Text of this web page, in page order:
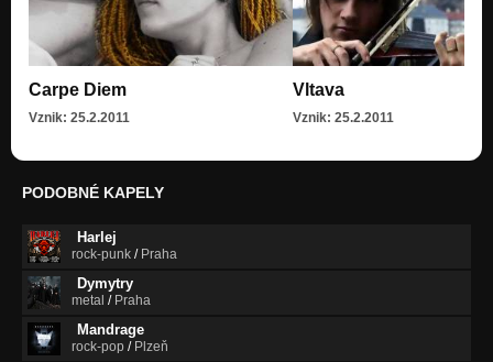
Carpe Diem
Vznik: 25.2.2011
Vltava
Vznik: 25.2.2011
PODOBNÉ KAPELY
Harlej
rock-punk / Praha
Dymytry
metal / Praha
Mandrage
rock-pop / Plzeň